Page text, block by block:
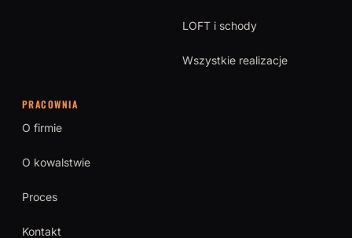
LOFT i schody
Wszystkie realizacje
PRACOWNIA
O firmie
O kowalstwie
Proces
Kontakt